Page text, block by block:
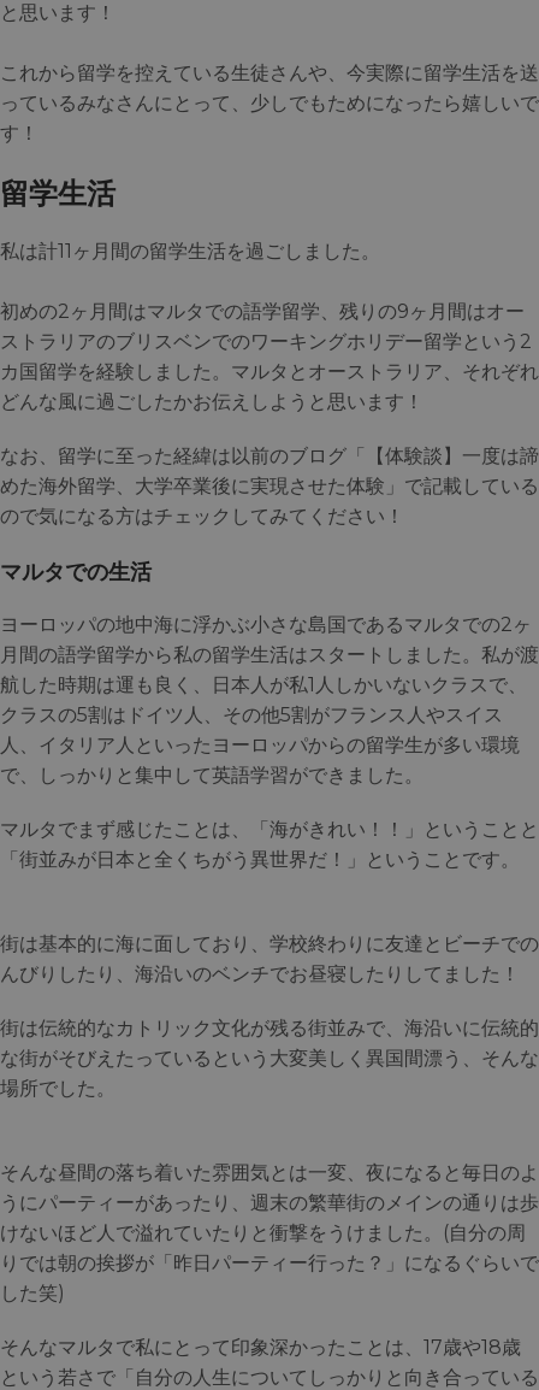
と思います！
これから留学を控えている生徒さんや、今実際に留学生活を送
っているみなさんにとって、少しでもためになったら嬉しいで
す！
留学生活
私は計11ヶ月間の留学生活を過ごしました。
初めの2ヶ月間はマルタでの語学留学、残りの9ヶ月間はオー
ストラリアのブリスベンでのワーキングホリデー留学という2
カ国留学を経験しました。マルタとオーストラリア、それぞれ
どんな風に過ごしたかお伝えしようと思います！
なお、留学に至った経緯は以前のブログ「【体験談】一度は諦
めた海外留学、大学卒業後に実現させた体験」で記載している
ので気になる方はチェックしてみてください！
マルタでの生活
ヨーロッパの地中海に浮かぶ小さな島国であるマルタでの2ヶ
月間の語学留学から私の留学生活はスタートしました。私が渡
航した時期は運も良く、日本人が私1人しかいないクラスで、
クラスの5割はドイツ人、その他5割がフランス人やスイス
人、イタリア人といったヨーロッパからの留学生が多い環境
で、しっかりと集中して英語学習ができました。
マルタでまず感じたことは、「海がきれい！！」ということと
「街並みが日本と全くちがう異世界だ！」ということです。
街は基本的に海に面しており、学校終わりに友達とビーチでの
んびりしたり、海沿いのベンチでお昼寝したりしてました！
街は伝統的なカトリック文化が残る街並みで、海沿いに伝統的
な街がそびえたっているという大変美しく異国間漂う、そんな
場所でした。
そんな昼間の落ち着いた雰囲気とは一変、夜になると毎日のよ
うにパーティーがあったり、週末の繁華街のメインの通りは歩
けないほど人で溢れていたりと衝撃をうけました。(自分の周
りでは朝の挨拶が「昨日パーティー行った？」になるぐらいで
した笑)
そんなマルタで私にとって印象深かったことは、17歳や18歳
という若さで「自分の人生についてしっかりと向き合っている